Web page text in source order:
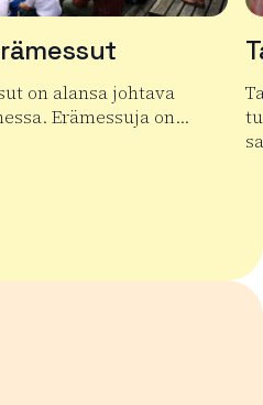
on alansa johtava
Erämessuja on…